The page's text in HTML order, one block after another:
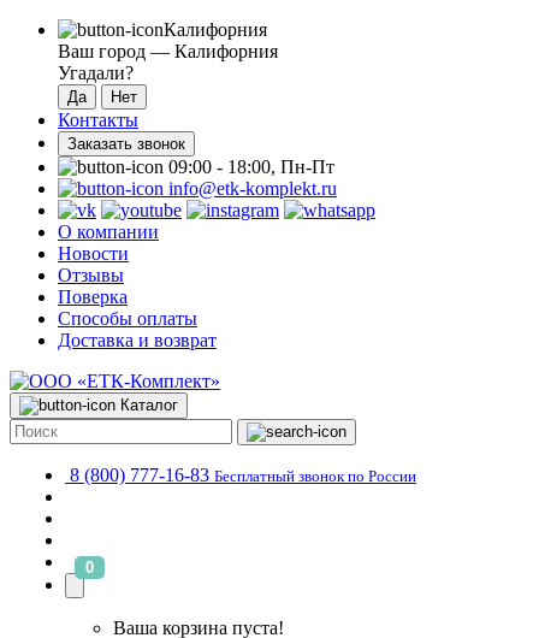
Калифорния
Ваш город — Калифорния
Угадали?
Контакты
Заказать звонок
09:00 - 18:00, Пн-Пт
info@etk-komplekt.ru
О компании
Новости
Отзывы
Поверка
Способы оплаты
Доставка и возврат
Каталог
8 (800) 777-16-83 Бесплатный звонок по России
0
Ваша корзина пуста!